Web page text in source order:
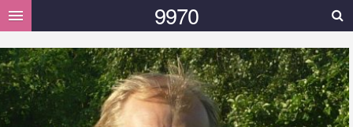
9970
HELYI
HÍREK
MÁSOK MONDTÁK